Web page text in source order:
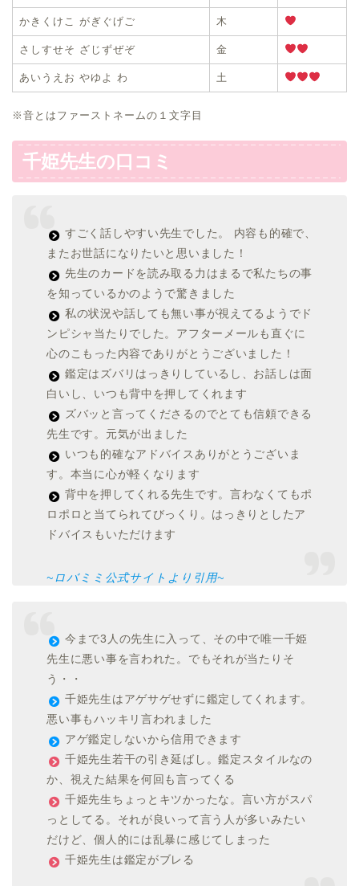
かきくけこ がぎぐげご 木
さしすせそ ざじずぜぞ 金
あいうえお やゆよ わ 土
※音とはファーストネームの１文字目
千姫先生の口コミ
すごく話しやすい先生でした。 内容も的確で、
またお世話になりたいと思いました！
先生のカードを読み取る力はまるで私たちの事
を知っているかのようで驚きました
私の状況や話しても無い事が視えてるようでド
ンピシャ当たりでした。アフターメールも直ぐに
心のこもった内容でありがとうございました！
鑑定はズバリはっきりしているし、お話しは面
白いし、いつも背中を押してくれます
ズバッと言ってくださるのでとても信頼できる
先生です。元気が出ました
いつも的確なアドバイスありがとうございま
す。本当に心が軽くなります
背中を押してくれる先生です。言わなくてもポ
ロポロと当てられてびっくり。はっきりとしたア
ドバイスもいただけます
~ロバミミ公式サイトより引用~
今まで3人の先生に入って、その中で唯一千姫
先生に悪い事を言われた。でもそれが当たりそ
う・・
千姫先生はアゲサゲせずに鑑定してくれます。
悪い事もハッキリ言われました
アゲ鑑定しないから信用できます
千姫先生若干の引き延ばし。鑑定スタイルなの
か、視えた結果を何回も言ってくる
千姫先生ちょっとキツかったな。言い方がスパ
っとしてる。それが良いって言う人が多いみたい
だけど、個人的には乱暴に感じてしまった
千姫先生は鑑定がブレる